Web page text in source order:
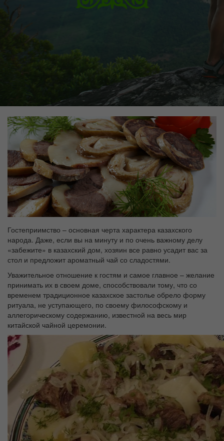
Гостеприимство – основная черта характера казахского
народа. Даже, если вы на минуту и по очень важному делу
«забежите» в казахский дом, хозяин все равно усадит вас за
стол и предложит ароматный чай со сладостями.
Уважительное отношение к гостям и самое главное – желание
принимать их в своем доме, способствовали тому, что со
временем традиционное казахское застолье обрело форму
ритуала, не уступающего, по своему философскому и
аллегорическому содержанию, известной на весь мир
китайской чайной церемонии.